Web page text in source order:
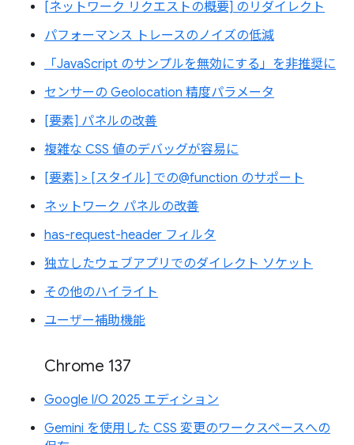
[ネットワーク リクエストの概要] のリダイレクト
パフォーマンス トレースのノイズの低減
「JavaScript のサンプルを無効にする」を非推奨に
センサーの Geolocation 精度パラメータ
[要素] パネルの改善
複雑な CSS 値のデバッグが容易に
[要素] > [スタイル] での@function のサポート
ネットワーク パネルの改善
has-request-header フィルタ
独立したウェブアプリでのダイレクト ソケット
その他のハイライト
ユーザー補助機能
Chrome 137
Google I/O 2025 エディション
Gemini を使用した CSS 変更のワークスペースへの